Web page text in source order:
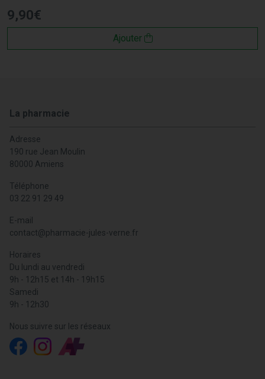
9,90€
Ajouter
La pharmacie
Adresse
190 rue Jean Moulin
80000 Amiens
Téléphone
03 22 91 29 49
E-mail
contact@pharmacie-jules-verne.fr
Horaires
Du lundi au vendredi
9h - 12h15 et 14h - 19h15
Samedi
9h - 12h30
Nous suivre sur les réseaux